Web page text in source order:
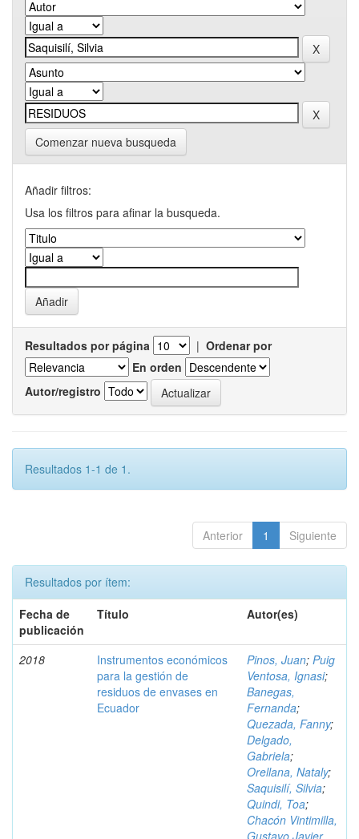
Comenzar nueva busqueda
Añadir filtros:
Usa los filtros para afinar la busqueda.
Resultados por página | Ordenar por
En orden
Autor/registro
Resultados 1-1 de 1.
Anterior 1 Siguiente
Resultados por ítem:
Fecha de
publicación
Título Autor(es)
2018
Instrumentos económicos
para la gestión de
residuos de envases en
Ecuador
Pinos, Juan; Puig
Ventosa, Ignasi;
Banegas,
Fernanda;
Quezada, Fanny;
Delgado,
Gabriela;
Orellana, Nataly;
Saquisilí, Silvia;
Quindi, Toa;
Chacón Vintimilla,
Gustavo Javier